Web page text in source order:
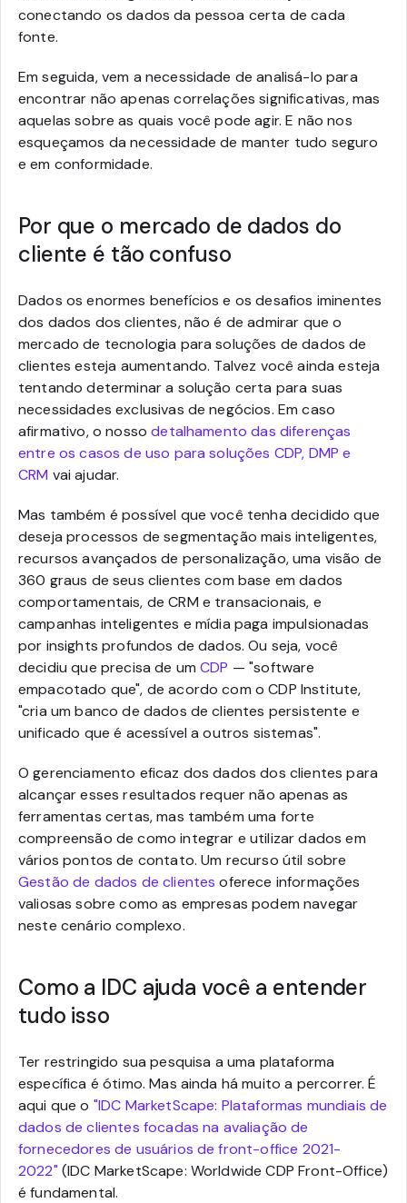
conectando os dados da pessoa certa de cada
fonte.
Em seguida, vem a necessidade de analisá-lo para
encontrar não apenas correlações significativas, mas
aquelas sobre as quais você pode agir. E não nos
esqueçamos da necessidade de manter tudo seguro
e em conformidade.
Por que o mercado de dados do
cliente é tão confuso
Dados os enormes benefícios e os desafios iminentes
dos dados dos clientes, não é de admirar que o
mercado de tecnologia para soluções de dados de
clientes esteja aumentando. Talvez você ainda esteja
tentando determinar a solução certa para suas
necessidades exclusivas de negócios. Em caso
afirmativo, o nossodetalhamento das diferenças
entre os casos de uso para soluções CDP, DMP e
CRM vai ajudar.
Mas também é possível que você tenha decidido que
deseja processos de segmentação mais inteligentes,
recursos avançados de personalização, uma visão de
360 graus de seus clientes com base em dados
comportamentais, de CRM e transacionais, e
campanhas inteligentes e mídia paga impulsionadas
por insights profundos de dados. Ou seja, você
decidiu que precisa de umCDP — "software
empacotado que", de acordo com o CDP Institute,
"cria um banco de dados de clientes persistente e
unificado que é acessível a outros sistemas".
O gerenciamento eficaz dos dados dos clientes para
alcançar esses resultados requer não apenas as
ferramentas certas, mas também uma forte
compreensão de como integrar e utilizar dados em
vários pontos de contato. Um recurso útil sobre
Gestão de dados de clientesoferece informações
valiosas sobre como as empresas podem navegar
neste cenário complexo.
Como a IDC ajuda você a entender
tudo isso
Ter restringido sua pesquisa a uma plataforma
específica é ótimo. Mas ainda há muito a percorrer. É
aqui que o "IDC MarketScape: Plataformas mundiais de
dados de clientes focadas na avaliação de
fornecedores de usuários de front-office 2021-
2022" (IDC MarketScape: Worldwide CDP Front-Office)
é fundamental.